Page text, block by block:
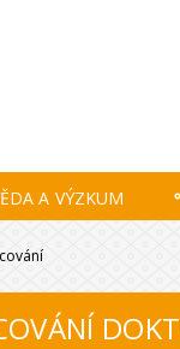
A VÝZKUM